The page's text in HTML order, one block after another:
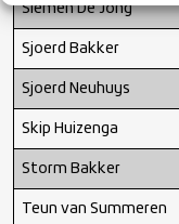
Siemen De Jong
Sjoerd Bakker
Sjoerd Neuhuys
Skip Huizenga
Storm Bakker
Teun van Summeren